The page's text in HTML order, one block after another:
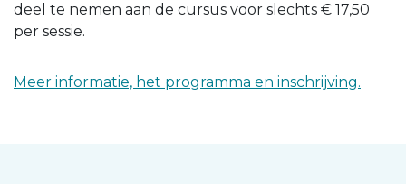
deel te nemen aan de cursus voor slechts € 17,50
per sessie.
Meer informatie, het programma en inschrijving.